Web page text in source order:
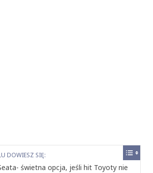
DOWIESZ SIĘ:
świetna opcja, jeśli hit Toyoty nie